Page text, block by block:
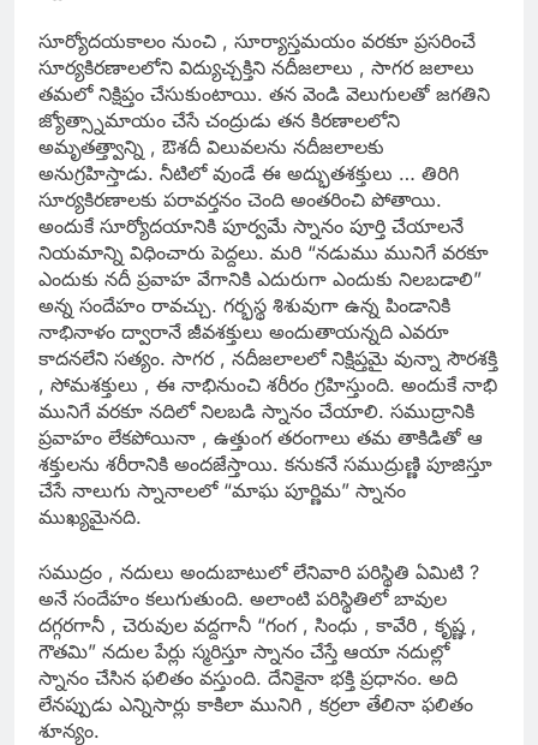
సూర్యోదయకాలం నుంచి , సూర్యాస్తమయం వరకూ ప్రసరించే
సూర్యకిరణాలలోని విద్యుచ్చక్తిని నదీజలాలు , సాగర జలాలు
తమలో నిక్షిప్తం చేసుకుంటాయి. తన వెండి వెలుగులతో జగతిని
జ్యోత్స్నామాయం చేసే చంద్రుడు తన కిరణాలలోని
అమృతత్త్వాన్ని , ఔశదీ విలువలను నదీజలాలకు
అనుగ్రహిస్తాడు. నీటిలో వుండే ఈ అద్భుతశక్తులు … తిరిగి
సూర్యకిరణాలకు పరావర్తనం చెంది అంతరించి పోతాయి.
అందుకే సూర్యోదయానికి పూర్వమే స్నానం పూర్తి చేయాలనే
నియమాన్ని విధించారు పెద్దలు. మరి “నడుము మునిగే వరకూ
ఎందుకు నదీ ప్రవాహ వేగానికి ఎదురుగా ఎందుకు నిలబడాలి”
అన్న సందేహం రావచ్చు. గర్భస్థ శిశువుగా ఉన్న పిండానికి
నాభినాళం ద్వారానే జీవశక్తులు అందుతాయన్నది ఎవరూ
కాదనలేని సత్యం. సాగర , నదీజలాలలో నిక్షిప్తమై వున్నా సౌరశక్తి
, సోమశక్తులు , ఈ నాభినుంచి శరీరం గ్రహిస్తుంది. అందుకే నాభి
మునిగే వరకూ నదిలో నిలబడి స్నానం చేయాలి. సముద్రానికి
ప్రవాహం లేకపోయినా , ఉత్తుంగ తరంగాలు తమ తాకిడితో ఆ
శక్తులను శరీరానికి అందజేస్తాయి. కనుకనే సముద్రుణ్ణి పూజిస్తూ
చేసే నాలుగు స్నానాలలో “మాఘ పూర్ణిమ” స్నానం
ముఖ్యమైనది.
సముద్రం , నదులు అందుబాటులో లేనివారి పరిస్థితి ఏమిటి ?
అనే సందేహం కలుగుతుంది. అలాంటి పరిస్థితిలో బావుల
దగ్గరగానీ , చెరువుల వద్దగానీ “గంగ , సింధు , కావేరి , కృష్ణ ,
గౌతమి” నదుల పేర్లు స్మరిస్తూ స్నానం చేస్తే ఆయా నదుల్లో
స్నానం చేసిన ఫలితం వస్తుంది. దేనికైనా భక్తి ప్రధానం. అది
లేనప్పుడు ఎన్నిసార్లు కాకిలా మునిగి , కర్రలా తేలినా ఫలితం
శూన్యం.